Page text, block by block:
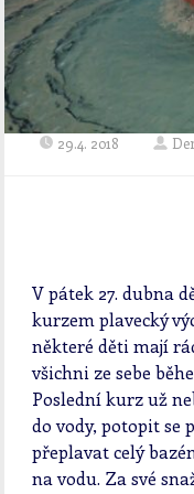
29.4. 2018
V pátek 27. dubna
kurzem plavecký
některé děti mají
všichni ze sebe
Poslední kurz už
do vody, potopit se
přeplavat celý
na vodu. Za své